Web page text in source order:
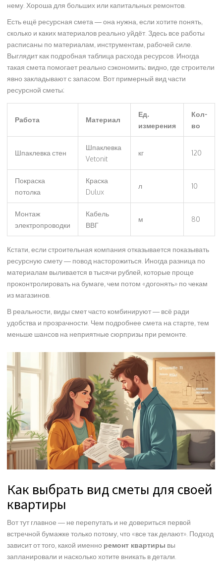
нему. Хороша для больших или капитальных ремонтов.
Есть ещё ресурсная смета — она нужна, если хотите понять,
сколько и каких материалов реально уйдёт. Здесь все работы
расписаны по материалам, инструментам, рабочей силе.
Выглядит как подробная таблица расхода ресурсов. Иногда
такая смета помогает реально сэкономить: видно, где строители
явно закладывают с запасом. Вот примерный вид части
ресурсной сметы:
Работа Материал
Ед.
измерения
Кол-
во
Шпаклевка стен
Шпаклевка
Vetonit
кг 120
Покраска
потолка
Краска
Dulux
л 10
Монтаж
электропроводки
Кабель
ВВГ
м 80
Кстати, если строительная компания отказывается показывать
ресурсную смету — повод насторожиться. Иногда разница по
материалам выливается в тысячи рублей, которые проще
проконтролировать на бумаге, чем потом «догонять» по чекам
из магазинов.
В реальности, виды смет часто комбинируют — всё ради
удобства и прозрачности. Чем подробнее смета на старте, тем
меньше шансов на неприятные сюрпризы при ремонте.
Как выбрать вид сметы для своей
квартиры
Вот тут главное — не перепутать и не довериться первой
встречной бумажке только потому, что «все так делают». Подход
зависит от того, какой именно ремонт квартиры вы
запланировали и насколько хотите вникать в детали.